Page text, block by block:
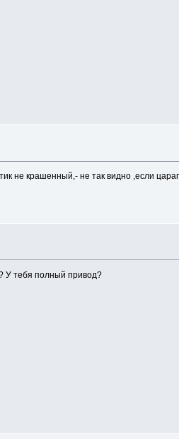
не крашенный,- не так видно ,если
У тебя полный привод?